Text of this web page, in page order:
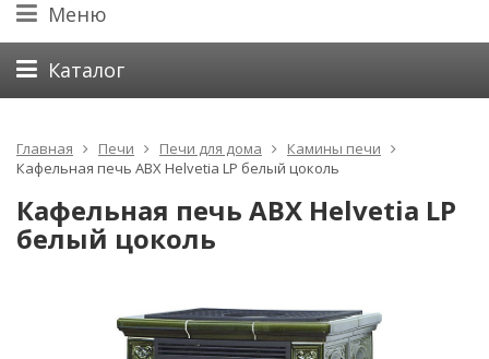
Меню
Каталог
Главная Печи Печи для дома
Камины печи
Кафельная печь ABX Helvetia LP белый цоколь
Кафельная печь ABX Helvetia LP
белый цоколь